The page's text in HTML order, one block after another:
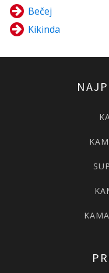
Bečej
Kikinda